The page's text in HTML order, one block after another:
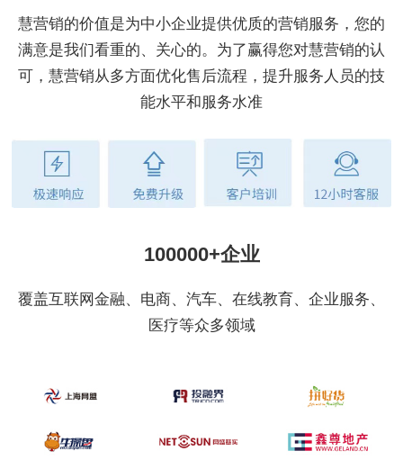
慧营销的价值是为中小企业提供优质的营销服务，您的
满意是我们看重的、关心的。为了赢得您对慧营销的认
可，慧营销从多方面优化售后流程，提升服务人员的技
能水平和服务水准
100000+企业
覆盖互联网金融、电商、汽车、在线教育、企业服务、
医疗等众多领域